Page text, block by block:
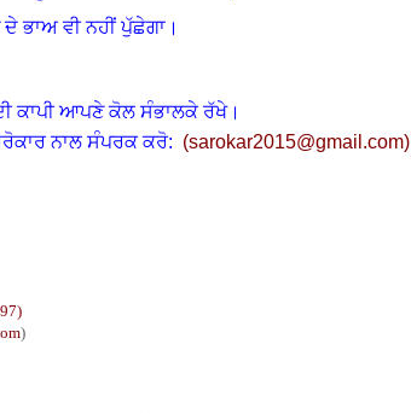
ਭਾਅ ਵੀ ਨਹੀਂ ਪੁੱਛੇਗਾ ।
ਕਾਪੀ ਆਪਣੇ ਕੋਲ ਸੰਭਾਲਕੇ ਰੱਖੇ।
ਨਾਲ ਸੰਪਰਕ ਕਰੋ: (sarokar2015@gmail.com)
)